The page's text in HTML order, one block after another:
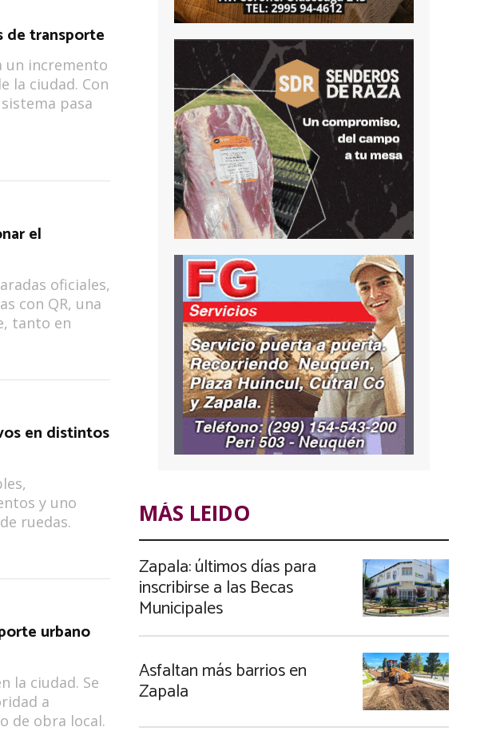
de transporte
un incremento
la ciudad. Con
pasa
el
oficiales,
con QR, una
tanto en
en distintos
y uno
ruedas.
urbano
la ciudad. Se
a
de obra local.
MÁS LEIDO
Zapala: últimos días para
inscribirse a las Becas
Municipales
Asfaltan más barrios en
Zapala